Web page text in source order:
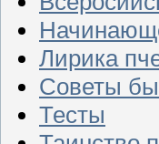
Лирика
Советы
Тесты